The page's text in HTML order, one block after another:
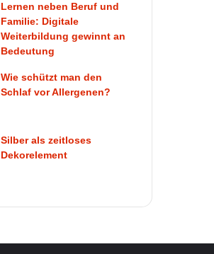
Lernen neben Beruf und
Familie: Digitale
Weiterbildung gewinnt an
Bedeutung
Wie schützt man den
Schlaf vor Allergenen?
Silber als zeitloses
Dekorelement